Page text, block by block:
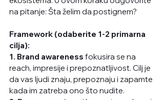
na pitanje: Šta želim da postignem?
Framework (odaberite 1-2 primarna
cilja):
1. Brand awareness fokusira se na
reach, impresije i prepoznatljivost. Cilj je
da vas ljudi znaju, prepoznaju i zapamte
kada im zatreba ono što nudite.